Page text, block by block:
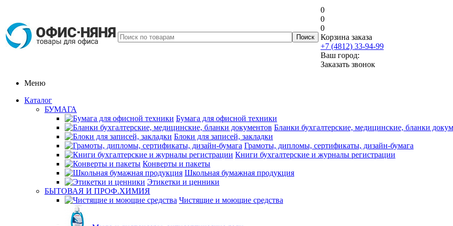
0
0
0
Корзина заказа
+7 (4812) 33-94-99
Ваш город:
Заказать звонок
Меню
Каталог
БУМАГА
Бумага для офисной техники
Бланки бухгалтерские, медицинские, бланки
Блоки для записей, закладки
Грамоты, дипломы, сертификаты, дизайн-бумага
Книги бухгалтерские и журналы регистрации
Конверты и пакеты
Школьная бумажная продукция
Этикетки и ценники
БЫТОВАЯ И ПРОФ.ХИМИЯ
Чистящие и моющие средства